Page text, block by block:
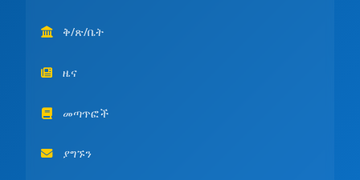
ቅ/ጽ/ቤት
ዜና
መጣጥፎች
ያግኙን